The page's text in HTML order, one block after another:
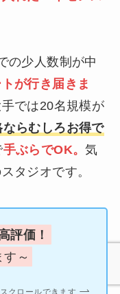
の少人数制が中
が行き届きま
では20名規模が
らむしろお得で
手ぶらでOK。気
タジオです。
評価！
～